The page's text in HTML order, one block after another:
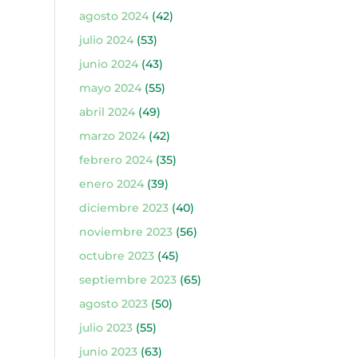
agosto 2024(42)
julio 2024(53)
junio 2024(43)
mayo 2024(55)
abril 2024(49)
marzo 2024(42)
febrero 2024(35)
enero 2024(39)
diciembre 2023(40)
noviembre 2023(56)
octubre 2023(45)
septiembre 2023(65)
agosto 2023(50)
julio 2023(55)
junio 2023(63)